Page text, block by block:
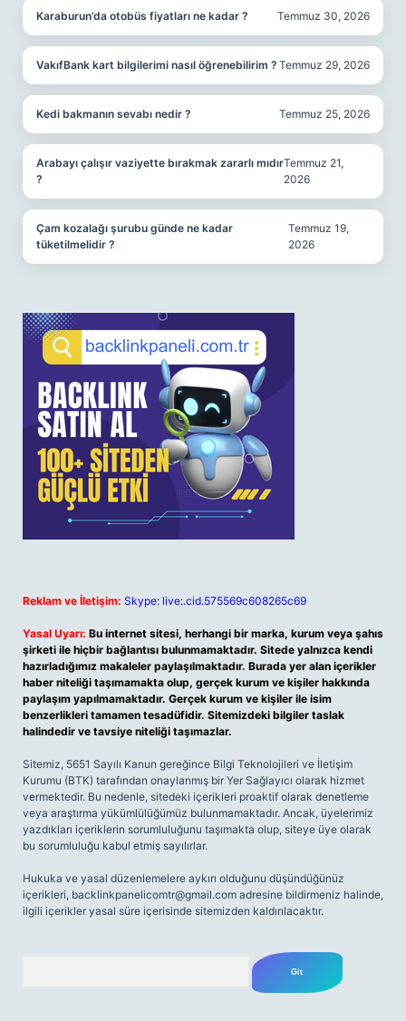
Karaburun’da otobüs fiyatları ne kadar ? Temmuz 30, 2026
VakıfBank kart bilgilerimi nasıl öğrenebilirim ? Temmuz 29, 2026
Kedi bakmanın sevabı nedir ? Temmuz 25, 2026
Arabayı çalışır vaziyette bırakmak zararlı mıdır
?
Temmuz 21,
2026
Çam kozalağı şurubu günde ne kadar
tüketilmelidir ?
Temmuz 19,
2026
Reklam ve İletişim: Skype: live:.cid.575569c608265c69
Yasal Uyarı: Bu internet sitesi, herhangi bir marka, kurum veya şahıs
şirketi ile hiçbir bağlantısı bulunmamaktadır. Sitede yalnızca kendi
hazırladığımız makaleler paylaşılmaktadır. Burada yer alan içerikler
haber niteliği taşımamakta olup, gerçek kurum ve kişiler hakkında
paylaşım yapılmamaktadır. Gerçek kurum ve kişiler ile isim
benzerlikleri tamamen tesadüfidir. Sitemizdeki bilgiler taslak
halindedir ve tavsiye niteliği taşımazlar.
Sitemiz, 5651 Sayılı Kanun gereğince Bilgi Teknolojileri ve İletişim
Kurumu (BTK) tarafından onaylanmış bir Yer Sağlayıcı olarak hizmet
vermektedir. Bu nedenle, sitedeki içerikleri proaktif olarak denetleme
veya araştırma yükümlülüğümüz bulunmamaktadır. Ancak, üyelerimiz
yazdıkları içeriklerin sorumluluğunu taşımakta olup, siteye üye olarak
bu sorumluluğu kabul etmiş sayılırlar.
Hukuka ve yasal düzenlemelere aykırı olduğunu düşündüğünüz
içerikleri, backlinkpanelicomtr@gmail.com adresine bildirmeniz halinde,
ilgili içerikler yasal süre içerisinde sitemizden kaldırılacaktır.